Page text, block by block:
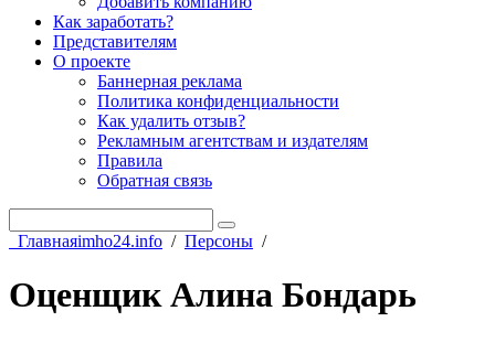
Как заработать?
Представителям
О проекте
Баннерная реклама
Политика конфиденциальности
Как удалить отзыв?
Рекламным агентствам и издателям
Правила
Обратная связь
Главнаяimho24.info / Персоны /
Оценщик Алина Бондарь